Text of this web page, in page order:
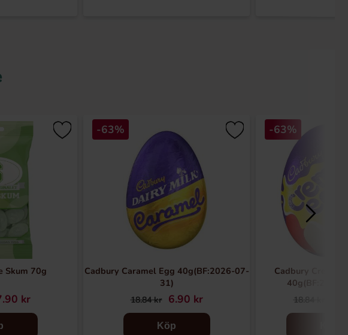
Skum 70g
kr
-63%
Cadbury Caramel Egg 40g(BF:2026-07-
31)
18.84 kr 6.90 kr
Köp
-63%
Cadbury Creme
40g(BF:2026-
18.84 kr